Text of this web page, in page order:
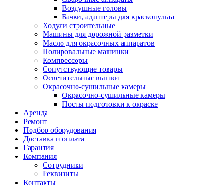
Воздушные головы
Бачки, адаптеры для краскопульта
Ходули строительные
Машины для дорожной разметки
Масло для окрасочных аппаратов
Полировальные машинки
Компрессоры
Сопутствующие товары
Осветительные вышки
Окрасочно-сушильные камеры
Окрасочно-сушильные камеры
Посты подготовки к окраске
Аренда
Ремонт
Подбор оборудования
Доставка и оплата
Гарантия
Компания
Сотрудники
Реквизиты
Контакты